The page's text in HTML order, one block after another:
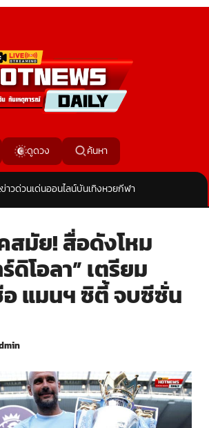
ดูดวง ค้นหา
ข่าวด่วนเด่นออนไลน์บันเทิงหวยกีฬา
สมัย! สื่อดังโหม
ดิโอลา” เตรียม
แมนฯ ซิตี้ จบซีซั่น